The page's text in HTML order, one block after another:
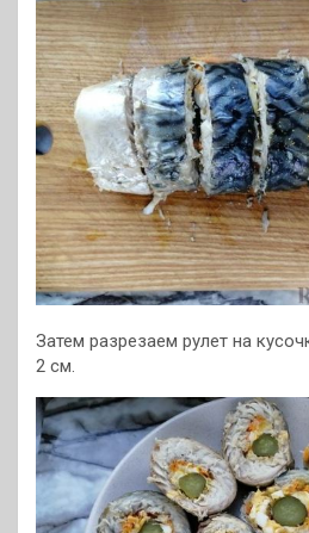
Затем разрезаем рулет на
2 см.